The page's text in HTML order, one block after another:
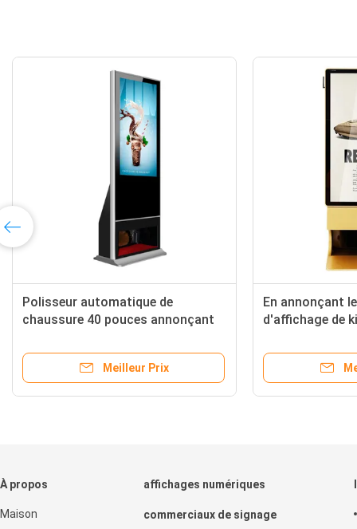
Affichage de la publicité de
Signage de Digital d'ascenseur
avec le kiosque de nettoyage
Shinning de chaussure
Meilleur Prix
écran 21,5" de
l'affichage à
220V
À propos
Maison
affichages numériques
commerciaux de signage